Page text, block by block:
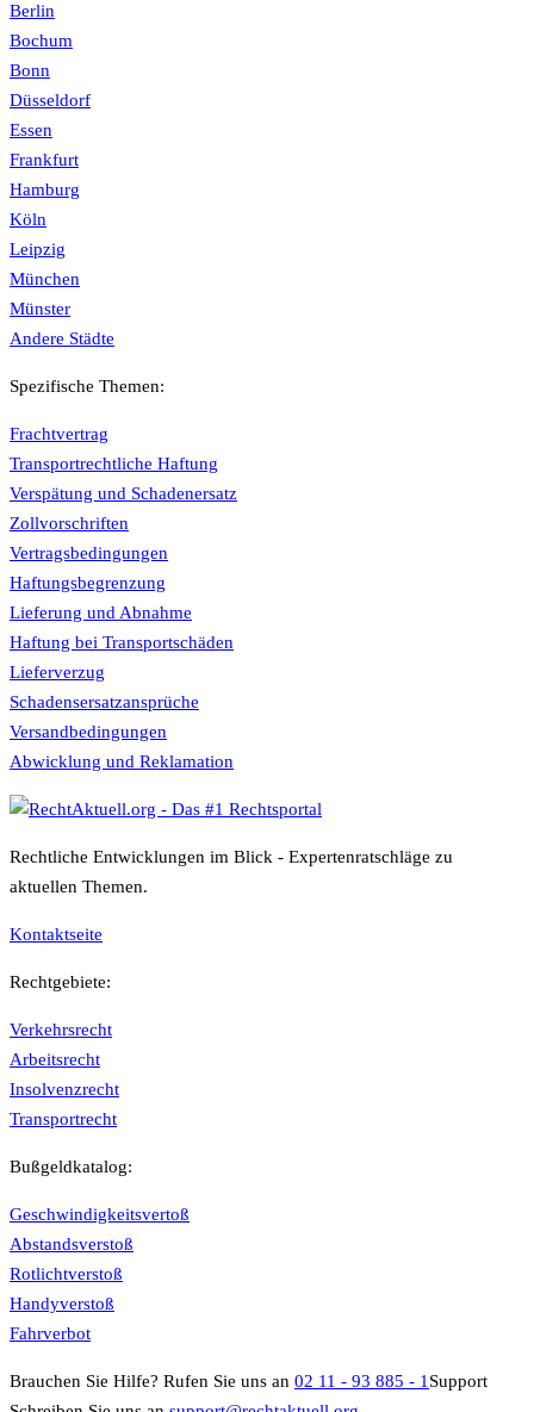
Berlin
Bochum
Bonn
Düsseldorf
Essen
Frankfurt
Hamburg
Köln
Leipzig
München
Münster
Andere Städte
Spezifische Themen:
Frachtvertrag
Transportrechtliche Haftung
Verspätung und Schadenersatz
Zollvorschriften
Vertragsbedingungen
Haftungsbegrenzung
Lieferung und Abnahme
Haftung bei Transportschäden
Lieferverzug
Schadensersatzansprüche
Versandbedingungen
Abwicklung und Reklamation
Rechtliche Entwicklungen im Blick - Expertenratschläge zu
aktuellen Themen.
Kontaktseite
Rechtgebiete:
Verkehrsrecht
Arbeitsrecht
Insolvenzrecht
Transportrecht
Bußgeldkatalog:
Geschwindigkeitsvertoß
Abstandsverstoß
Rotlichtverstoß
Handyverstoß
Fahrverbot
Brauchen Sie Hilfe? Rufen Sie uns an 02 11 - 93 885 - 1Support